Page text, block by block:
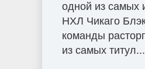
одной из самых
НХЛ Чикаго
команды
из самых титул...